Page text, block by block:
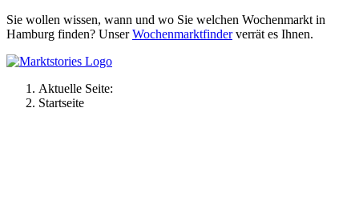
Sie wollen wissen, wann und wo Sie welchen Wochenmarkt in
Hamburg finden? UnserWochenmarktfinderverrät es Ihnen.
Aktuelle Seite:
Startseite